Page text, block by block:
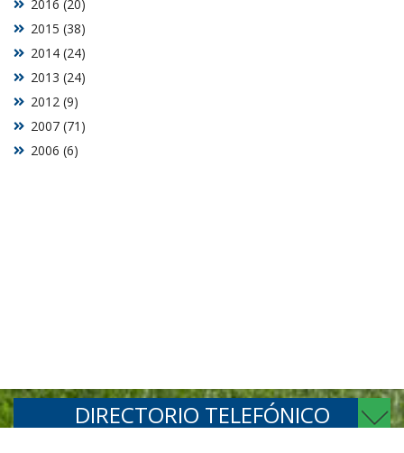
2016 (20)
2017 (27)
2018 (16)
2019 (18)
2020 (9)
2021 (6)